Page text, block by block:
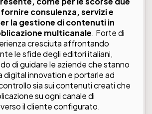
consulenza, servizi e
la gestione di contenuti in
multicanale. Forte di
cresciuta affrontando
le sfide degli editori italiani,
di guidare le aziende che stanno
innovation e portarle ad
sia sui contenuti creati che
su ogni canale di
il cliente configurato.